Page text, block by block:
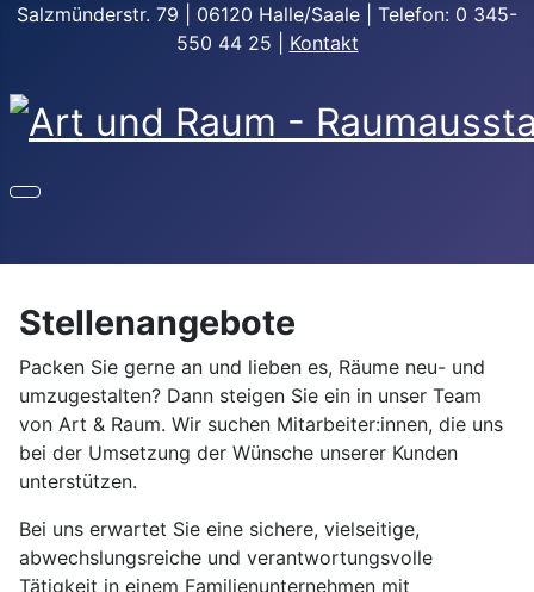
Salzmünderstr. 79 | 06120 Halle/Saale | Telefon: 0 345-
550 44 25 | Kontakt
Stellenangebote
Packen Sie gerne an und lieben es, Räume neu- und
umzugestalten? Dann steigen Sie ein in unser Team
von Art & Raum. Wir suchen Mitarbeiter:innen, die uns
bei der Umsetzung der Wünsche unserer Kunden
unterstützen.
Bei uns erwartet Sie eine sichere, vielseitige,
abwechslungsreiche und verantwortungsvolle
Tätigkeit in einem Familienunternehmen mit